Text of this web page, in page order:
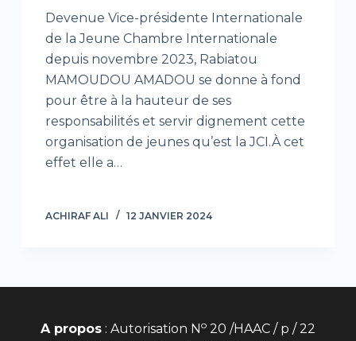
Devenue Vice-présidente Internationale
de la Jeune Chambre Internationale
depuis novembre 2023, Rabiatou
MAMOUDOU AMADOU se donne à fond
pour être à la hauteur de ses
responsabilités et servir dignement cette
organisation de jeunes qu’est la JCI.À cet
effet elle a…
ACHIRAF ALI 12 JANVIER 2024
A propos: Autorisation N o20 /HAAC / p / 22